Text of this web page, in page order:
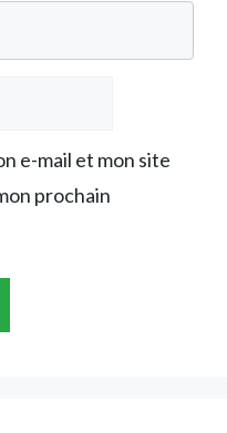
e-mail et mon site
prochain